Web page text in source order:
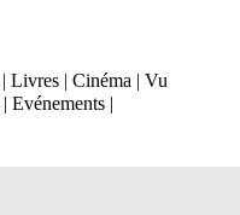
| Livres | Cinéma | Vu
| Evénements |